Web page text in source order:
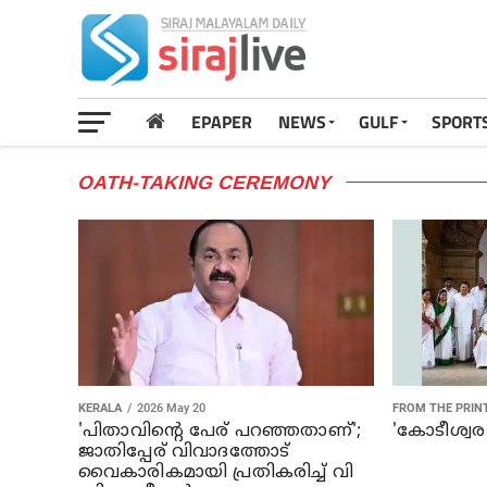
EPAPER NEWS GULF
OATH-TAKING CEREMONY
KERALA 2026 May 20
'പിതാവിന്റെ പേര് പറഞ്ഞതാണ്';
ജാതിപ്പേര് വിവാദത്തോട്
വൈകാരികമായി പ്രതികരിച്ച് വി
FROM THE
'കോടീശ്വര